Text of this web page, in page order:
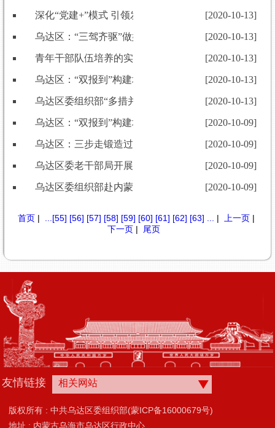
深化“党建+”模式 引领发力消费扶贫 [2020-10-13]
乌达区：“三驾齐驱”做好“人才文章” [2020-10-13]
青年干部队伍培养的实践 [2020-10-13]
乌达区：“双报到”构建城市基层党建新格局[2020-10-13]
乌达区委组织部“多措并举”激励干部担当作为[2020-10-13]
乌达区：“双报到”构建城市基层党建新格局[2020-10-09]
乌达区：三步走锻造过硬干部队伍 [2020-10-09]
乌达区委老干部局开展“深化以案促改 净化政治生态”专
[2020-10-09]
乌达区委组织部赴内蒙古利康生物高科技有限公司开展
[2020-10-09]
首页| [55] [56] [57] [58] [59] [60] [61] [62] [63] | 上一页|
下一页| 尾页
友情链接 相关网站
版权所有 : 中共乌达区委组织部(蒙ICP备16000679号)
地址 : 内蒙古乌海市乌达区行政中心